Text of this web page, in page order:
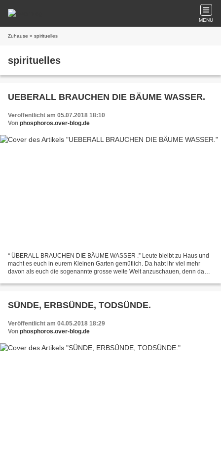
MENU
Zuhause » spirituelles
spirituelles
UEBERALL BRAUCHEN DIE BÄUME WASSER.
Veröffentlicht am 05.07.2018 18:10
Von phosphoros.over-blog.de
“ ÜBERALL BRAUCHEN DIE BÄUME WASSER .” Leute bleibt zu Haus und
macht es euch in eurem Kleinen Garten gemütlich. Da habt ihr viel mehr
davon als euch die sogenannte grosse weite Welt anzuschauen, denn da
SÜNDE, ERBSÜNDE, TODSÜNDE.
Veröffentlicht am 04.05.2018 18:29
Von phosphoros.over-blog.de